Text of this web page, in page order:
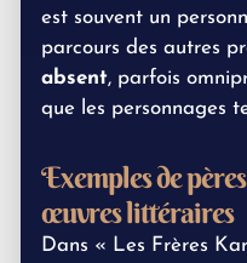
est souvent un
parcours des autres
absent, parfois
que les personnages
Exemples de
œuvres littéraires
Dans « Les Frères